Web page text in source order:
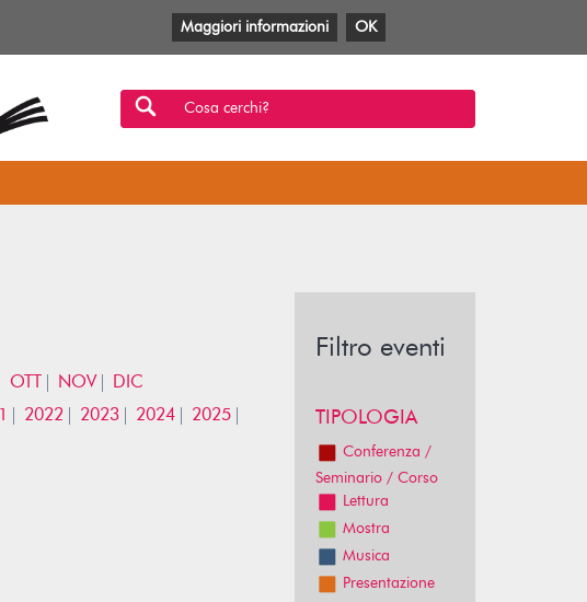
Facebook
TwitterYouTube
Anobii
SBTMlol
Cosa cerchi?
OTT NOV
DIC
2022 2023 2024
2025
Filtro eventi
TIPOLOGIA
Conferenza /
Seminario / Corso
Lettura
Mostra
Musica
Presentazione
Maggiori informazioni OK